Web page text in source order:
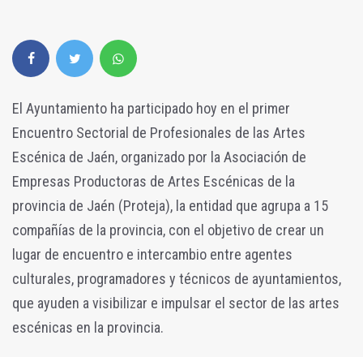
El Ayuntamiento ha participado hoy en el primer
Encuentro Sectorial de Profesionales de las Artes
Escénica de Jaén, organizado por la Asociación de
Empresas Productoras de Artes Escénicas de la
provincia de Jaén (Proteja), la entidad que agrupa a 15
compañías de la provincia, con el objetivo de crear un
lugar de encuentro e intercambio entre agentes
culturales, programadores y técnicos de ayuntamientos,
que ayuden a visibilizar e impulsar el sector de las artes
escénicas en la provincia.